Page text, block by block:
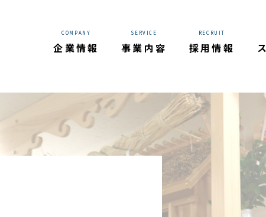
COMPANY
企業情報
SERVICE
事業内容
RECRUIT
採用情報
offset on value of type bool in /home/xs713503/